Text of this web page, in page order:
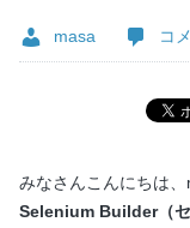
masa コ
みなさんこんにちは
Selenium Builder（セ